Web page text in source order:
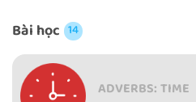
Bài học 14
ADVERBS: TIME